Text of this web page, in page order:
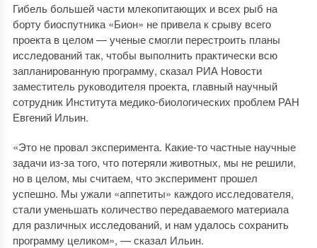
Гибель большей части млекопитающих и всех рыб на
борту биоспутника «Бион» не привела к срыву всего
проекта в целом — ученые смогли перестроить планы
исследований так, чтобы выполнить практически всю
запланированную программу, сказал РИА Новости
заместитель руководителя проекта, главный научный
сотрудник Института медико-биологических проблем РАН
Евгений Ильин.
«Это не провал эксперимента. Какие-то частные научные
задачи из-за того, что потеряли животных, мы не решили,
но в целом, мы считаем, что эксперимент прошел
успешно. Мы ужали «аппетиты» каждого исследователя,
стали уменьшать количество передаваемого материала
для различных исследований, и нам удалось сохранить
программу целиком», — сказал Ильин.